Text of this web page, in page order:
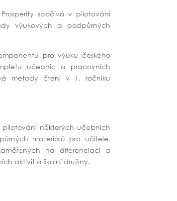
spočívá v pilotování
výukových a podpůrných
pro výuku českého
učebnic a pracovních
metody čtení v 1. ročníku
pilotování některých učebních
materiálů pro učitele.
na diferenciaci a
aktivit a školní družiny.